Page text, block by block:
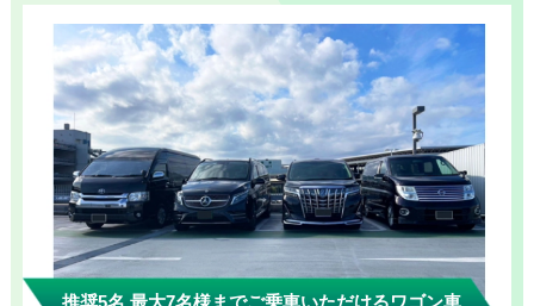
お勧め
推奨5名 最大7名様までご乗車いただけるワゴン車